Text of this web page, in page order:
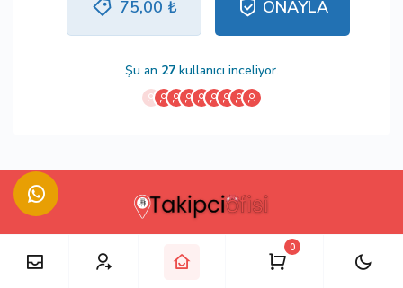
0
75,00 ₺ ONAYLA
Şu an 27kullanıcı inceliyor.